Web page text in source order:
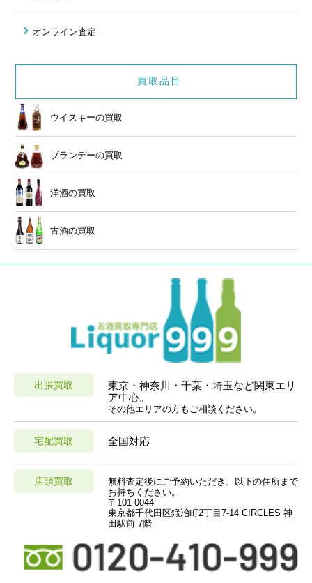
オンライン査定
買取品目
ウイスキーの買取
ブランデーの買取
洋酒の買取
古酒の買取
出張買取
東京・神奈川・千葉・埼玉など関東エリ
ア中心。
その他エリアの方もご相談ください。
宅配買取 全国対応
店頭買取
無料査定後にご予約いただき、以下の住所まで
お持ちください。
〒101-0044
東京都千代田区鍛冶町2丁目7-14 CIRCLES 神
田駅前 7階